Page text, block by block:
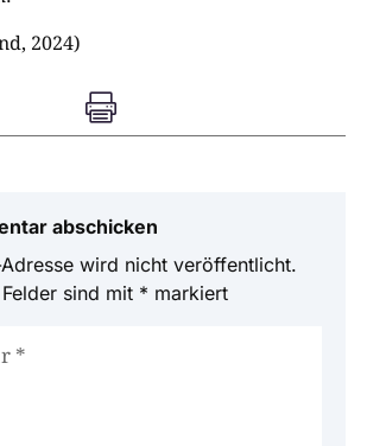
2024)

abschicken
wird nicht veröffentlicht.
sind mit * markiert